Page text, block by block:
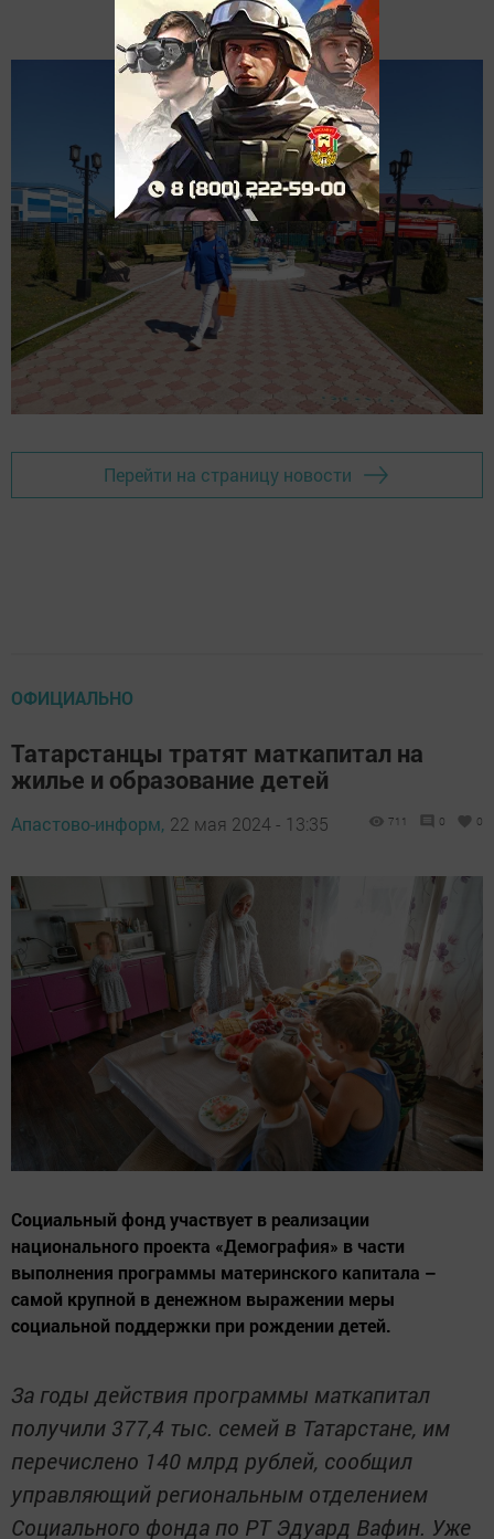
Перейти на страницу новости
ОФИЦИАЛЬНО
Татарстанцы тратят маткапитал на
жилье и образование детей
Апастово-информ, 22 мая 2024 - 13:35 711 0 0
Социальный фонд участвует в реализации
национального проекта «Демография» в части
выполнения программы материнского капитала –
самой крупной в денежном выражении меры
социальной поддержки при рождении детей.
За годы действия программы маткапитал
получили 377,4 тыс. семей в Татарстане, им
перечислено 140 млрд рублей, сообщил
управляющий региональным отделением
Социального фонда по РТ Эдуард Вафин. Уже